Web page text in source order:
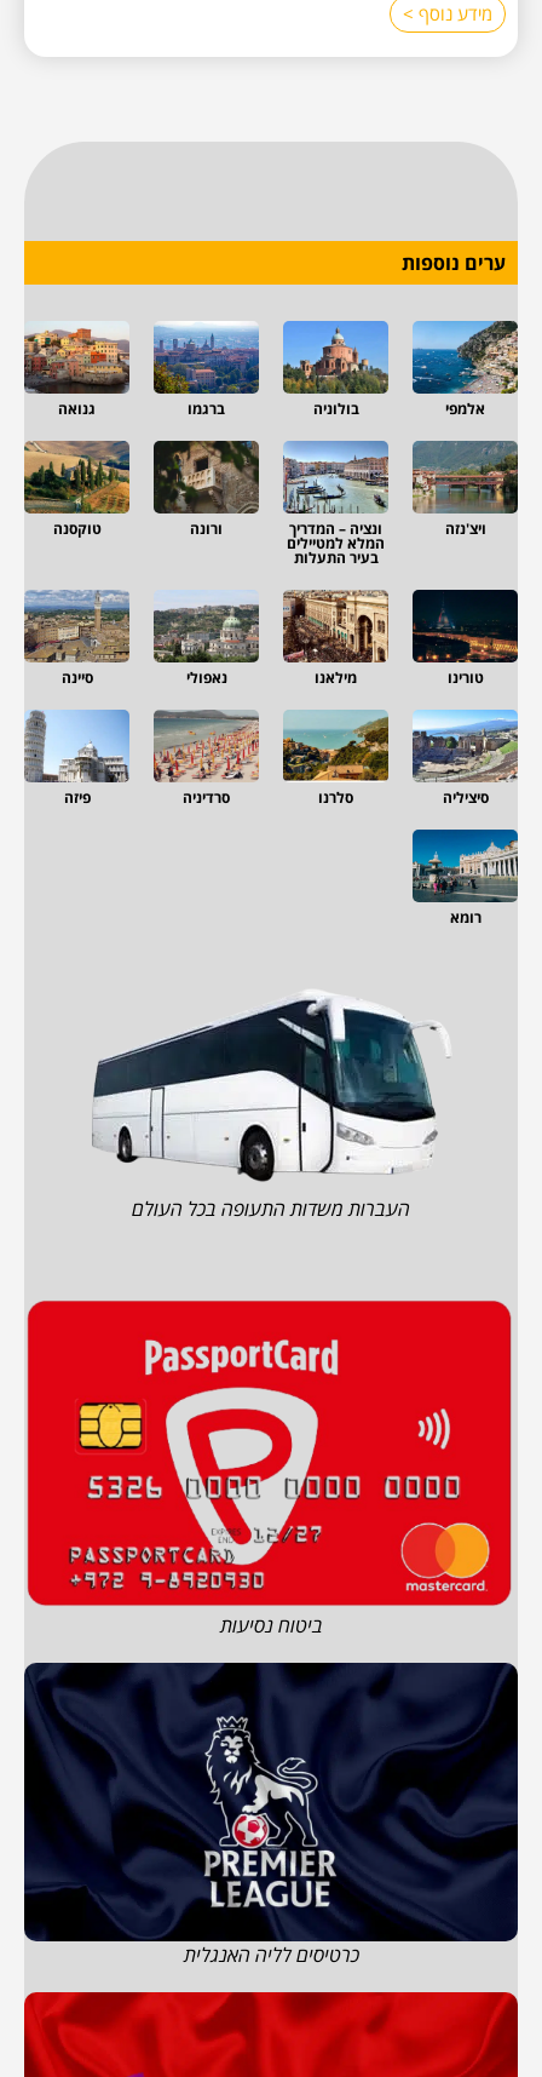
מידע נוסף >
ערים נוספות
אלמפי בולוניה ברגמו גנואה
ויצ'נזה ונציה – המדריך
המלא למטיילים
בעיר התעלות
ורונה טוקסנה
טורינו מילאנו נאפולי סיינה
סיציליה סלרנו סרדיניה פיזה
רומא
העברות משדות התעופה בכל העולם
ביטוח נסיעות
כרטיסים לליה האנגלית